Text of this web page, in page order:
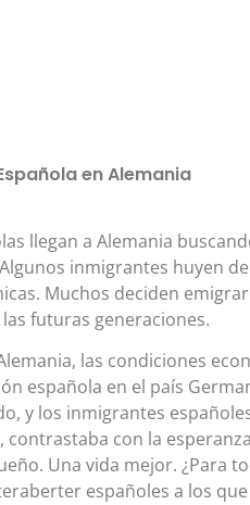
en Alemania
llegan a Alemania
inmigrantes huyen
Muchos deciden
futuras generaciones.
las condiciones
española en el país
y los inmigrantes
con la
Una vida mejor. ¿Para
españoles a los